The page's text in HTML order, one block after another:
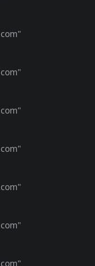
"
"
"
"
"
"
"